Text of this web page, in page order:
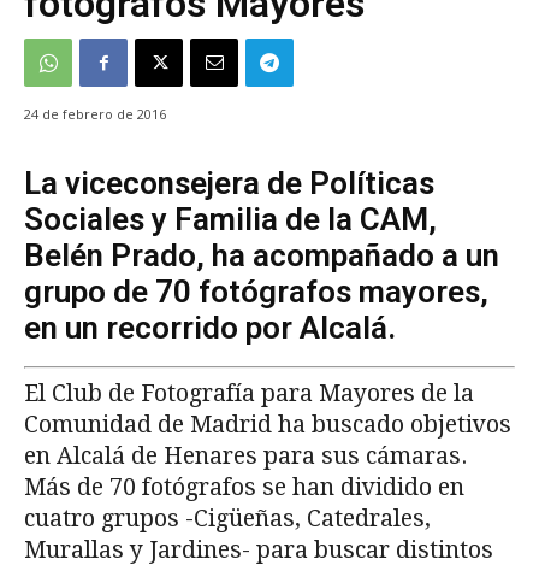
24 de febrero de 2016
La viceconsejera de Políticas
Sociales y Familia de la CAM,
Belén Prado, ha acompañado a un
grupo de 70 fotógrafos mayores,
en un recorrido por Alcalá.
El Club de Fotografía para Mayores de la
Comunidad de Madrid ha buscado objetivos
en Alcalá de Henares para sus cámaras.
Más de 70 fotógrafos se han dividido en
cuatro grupos -Cigüeñas, Catedrales,
Murallas y Jardines- para buscar distintos